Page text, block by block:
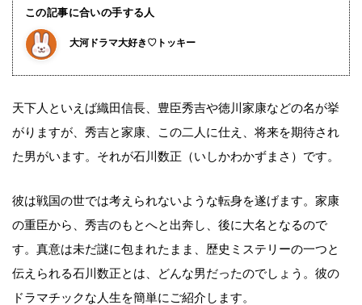
この記事に合いの手する人
大河ドラマ大好き♡トッキー
天下人といえば織田信長、豊臣秀吉や徳川家康などの名が挙
がりますが、秀吉と家康、この二人に仕え、将来を期待され
た男がいます。それが石川数正（いしかわかずまさ）です。
彼は戦国の世では考えられないような転身を遂げます。家康
の重臣から、秀吉のもとへと出奔し、後に大名となるので
す。真意は未だ謎に包まれたまま、歴史ミステリーの一つと
伝えられる石川数正とは、どんな男だったのでしょう。彼の
ドラマチックな人生を簡単にご紹介します。